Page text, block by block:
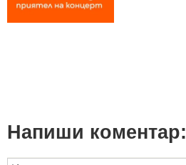
Напиши коментар: